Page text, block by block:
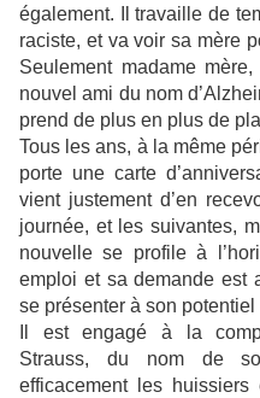
également. Il travaille de
raciste, et va voir sa mère
Seulement madame
nouvel ami du nom
prend de plus en plus de
Tous les ans, à la même
porte une carte
vient justement d’en
journée, et les suivantes,
nouvelle se profile à
emploi et sa demande est
se présenter à son potentiel
Il est engagé à la
Strauss, du nom de
efficacement les